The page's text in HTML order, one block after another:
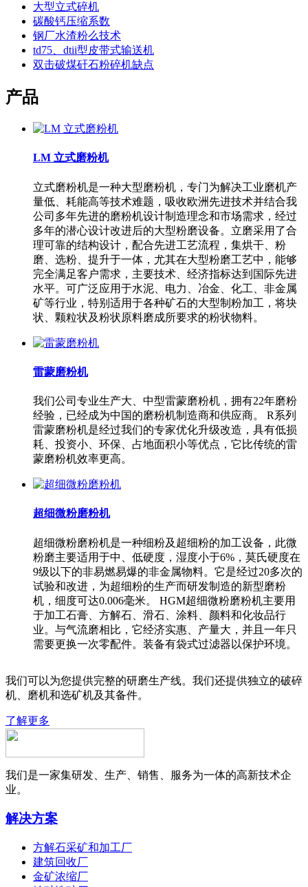
大型立式碎机
碳酸钙压缩系数
钢厂水渣粉么技术
td75、dtii型皮带式输送机
双击破煤矸石粉碎机缺点
产品
LM 立式磨粉机
立式磨粉机是一种大型磨粉机，专门为解决工业磨机产
量低、耗能高等技术难题，吸收欧洲先进技术并结合我
公司多年先进的磨粉机设计制造理念和市场需求，经过
多年的潜心设计改进后的大型粉磨设备。立磨采用了合
理可靠的结构设计，配合先进工艺流程，集烘干、粉
磨、选粉、提升于一体，尤其在大型粉磨工艺中，能够
完全满足客户需求，主要技术、经济指标达到国际先进
水平。可广泛应用于水泥、电力、冶金、化工、非金属
矿等行业，特别适用于各种矿石的大型制粉加工，将块
状、颗粒状及粉状原料磨成所要求的粉状物料。
雷蒙磨粉机
我们公司专业生产大、中型雷蒙磨粉机，拥有22年磨粉
经验，已经成为中国的磨粉机制造商和供应商。 R系列
雷蒙磨粉机是经过我们的专家优化升级改造，具有低损
耗、投资小、环保、占地面积小等优点，它比传统的雷
蒙磨粉机效率更高。
超细微粉磨粉机
超细微粉磨粉机是一种细粉及超细粉的加工设备，此微
粉磨主要适用于中、低硬度，湿度小于6%，莫氏硬度在
9级以下的非易燃易爆的非金属物料。它是经过20多次的
试验和改进，为超细粉的生产而研发制造的新型磨粉
机，细度可达0.006毫米。 HGM超细微粉磨粉机主要用
于加工石膏、方解石、滑石、涂料、颜料和化妆品行
业。与气流磨相比，它经济实惠、产量大，并且一年只
需要更换一次零配件。装备有袋式过滤器以保护环境。
我们可以为您提供完整的研磨生产线。我们还提供独立的破碎
机、磨机和选矿机及其备件。
了解更多
我们是一家集研发、生产、销售、服务为一体的高新技术企
业。
解决方案
方解石采矿和加工厂
建筑回收厂
金矿浓缩厂